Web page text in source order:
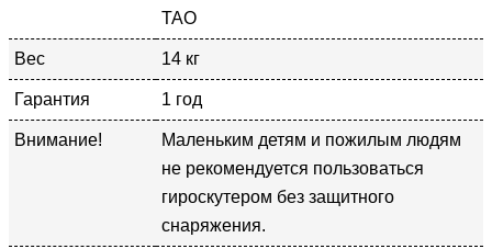
TAO
Вес 14 кг
Гарантия 1 год
Внимание!
Маленьким детям и пожилым людям
не рекомендуется пользоваться
гироскутером без защитного
снаряжения.